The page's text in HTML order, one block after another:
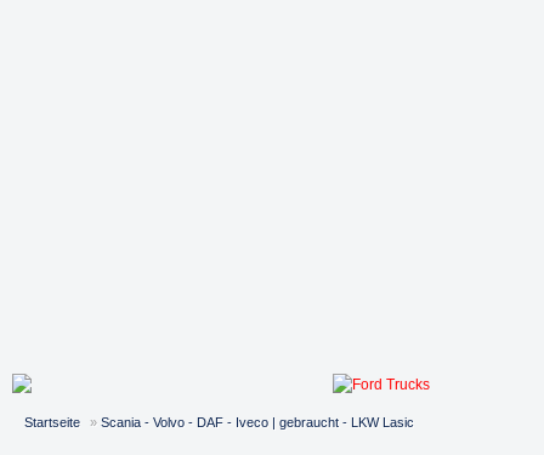
Startseite » Scania - Volvo - DAF - Iveco | gebraucht - LKW Lasic